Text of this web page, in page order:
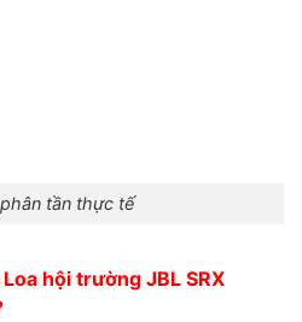
tần thực tế
oa hội trường JBL SRX